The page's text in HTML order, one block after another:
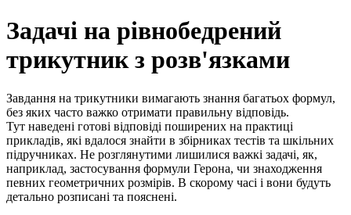
Задачі на рівнобедрений
трикутник з розв'язками
Завдання на трикутники вимагають знання багатьох формул,
без яких часто важко отримати правильну відповідь.
Тут наведені готові відповіді поширених на практиці
прикладів, які вдалося знайти в збірниках тестів та шкільних
підручниках. Не розглянутими лишилися важкі задачі, як,
наприклад, застосування формули Герона, чи знаходження
певних геометричних розмірів. В скорому часі і вони будуть
детально розписані та пояснені.